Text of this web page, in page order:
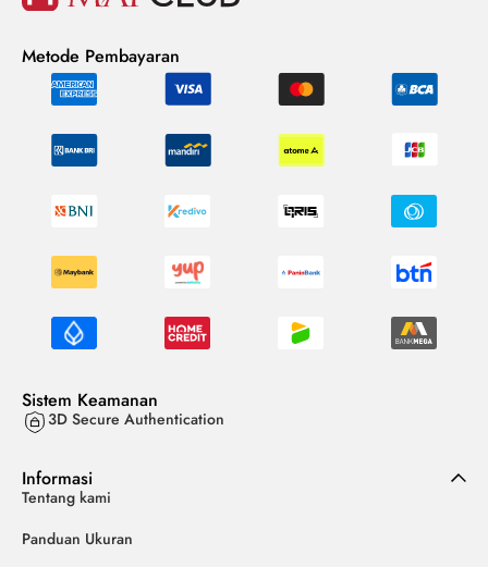
Metode Pembayaran
Sistem Keamanan
3D Secure Authentication
Informasi
Tentang kami
Panduan Ukuran